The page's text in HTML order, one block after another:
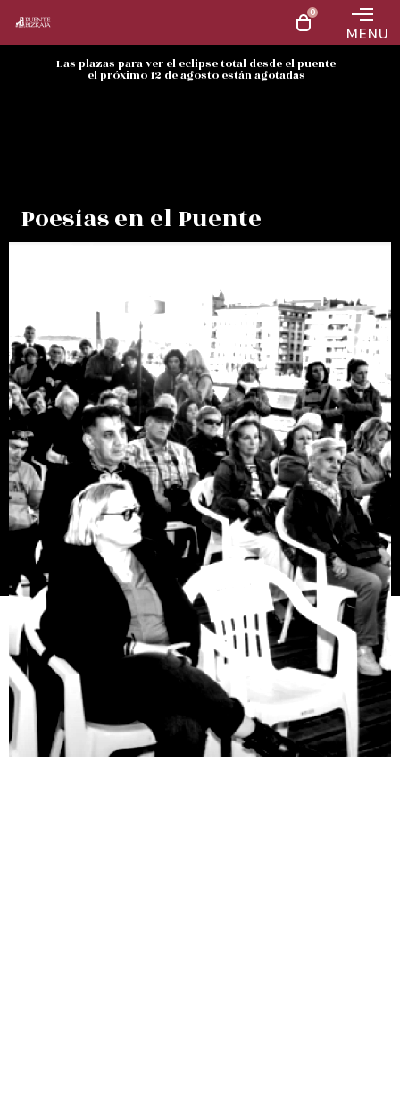
0
MENU
Las plazas para ver el eclipse total desde el puente
el próximo 12 de agosto están agotadas
Poesías en el Puente